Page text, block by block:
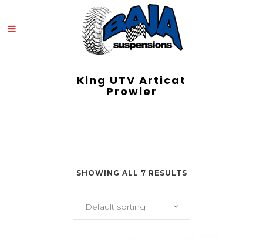
King UTV Articat
Prowler
SHOWING ALL 7 RESULTS
Default sorting